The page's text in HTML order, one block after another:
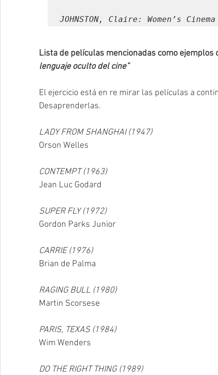
JOHNSTON, Claire: Women’s
Lista de películas mencionadas como
lenguaje oculto del cine”
El ejercicio está en re mirar las películas a
Desaprenderlas.
LADY FROM SHANGHAI (1947)
Orson Welles
CONTEMPT (1963)
Jean Luc Godard
SUPER FLY (1972)
Gordon Parks Junior
CARRIE (1976)
Brian de Palma
RAGING BULL (1980)
Martin Scorsese
PARIS, TEXAS (1984)
Wim Wenders
DO THE RIGHT THING (1989)